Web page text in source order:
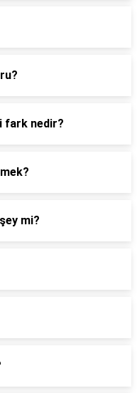
fark nedir?
mi?